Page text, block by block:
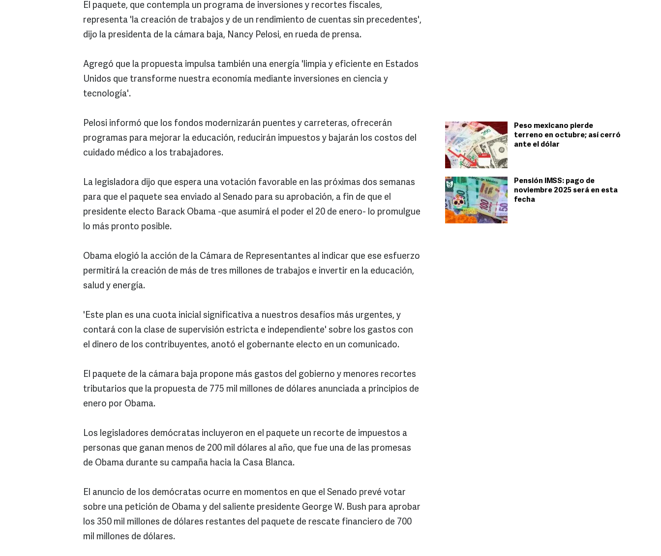
Peso mexicano pierde
terreno en octubre; así cerró
ante el dólar
Pensión IMSS: pago de
noviembre 2025 será en esta
fecha
El paquete, que contempla un programa de inversiones y recortes fiscales,
representa 'la creación de trabajos y de un rendimiento de cuentas sin precedentes',
dijo la presidenta de la cámara baja, Nancy Pelosi, en rueda de prensa.
Agregó que la propuesta impulsa también una energía 'limpia y eficiente en Estados
Unidos que transforme nuestra economía mediante inversiones en ciencia y
tecnología'.
Pelosi informó que los fondos modernizarán puentes y carreteras, ofrecerán
programas para mejorar la educación, reducirán impuestos y bajarán los costos del
cuidado médico a los trabajadores.
La legisladora dijo que espera una votación favorable en las próximas dos semanas
para que el paquete sea enviado al Senado para su aprobación, a fin de que el
presidente electo Barack Obama -que asumirá el poder el 20 de enero- lo promulgue
lo más pronto posible.
Obama elogió la acción de la Cámara de Representantes al indicar que ese esfuerzo
permitirá la creación de más de tres millones de trabajos e invertir en la educación,
salud y energía.
'Este plan es una cuota inicial significativa a nuestros desafíos más urgentes, y
contará con la clase de supervisión estricta e independiente' sobre los gastos con
el dinero de los contribuyentes, anotó el gobernante electo en un comunicado.
El paquete de la cámara baja propone más gastos del gobierno y menores recortes
tributarios que la propuesta de 775 mil millones de dólares anunciada a principios de
enero por Obama.
Los legisladores demócratas incluyeron en el paquete un recorte de impuestos a
personas que ganan menos de 200 mil dólares al año, que fue una de las promesas
de Obama durante su campaña hacia la Casa Blanca.
El anuncio de los demócratas ocurre en momentos en que el Senado prevé votar
sobre una petición de Obama y del saliente presidente George W. Bush para aprobar
los 350 mil millones de dólares restantes del paquete de rescate financiero de 700
mil millones de dólares.